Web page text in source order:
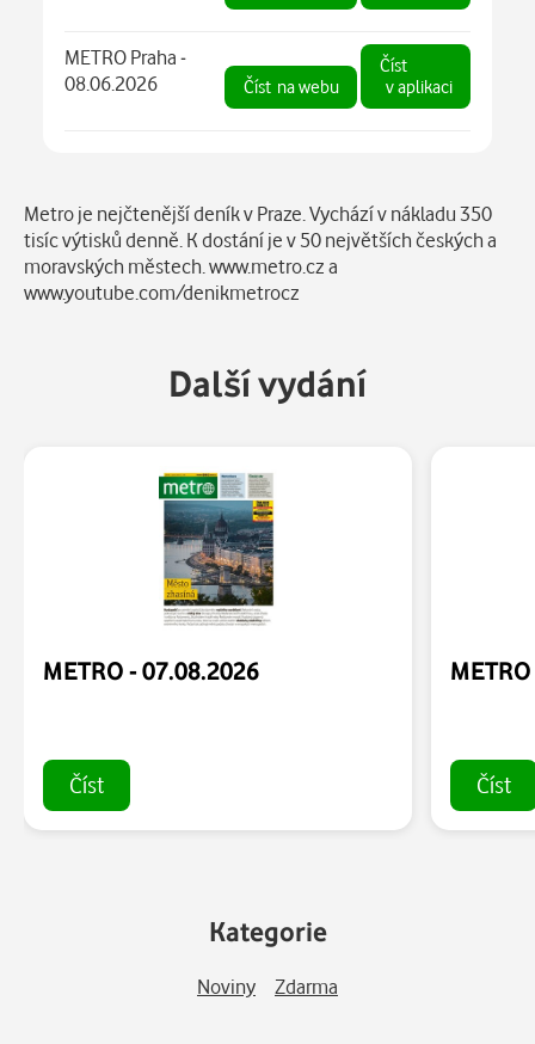
METRO Praha -
08.06.2026
Čístna webu
Číst
v aplikaci
Popis
Metro je nejčtenější deník v Praze. Vychází v nákladu 350
tisíc výtisků denně. K dostání je v 50 největších českých a
moravských městech. www.metro.cz a
www.youtube.com/denikmetrocz
Další vydání
METRO - 07.08.2026
Číst Číst
Kategorie
Noviny Zdarma